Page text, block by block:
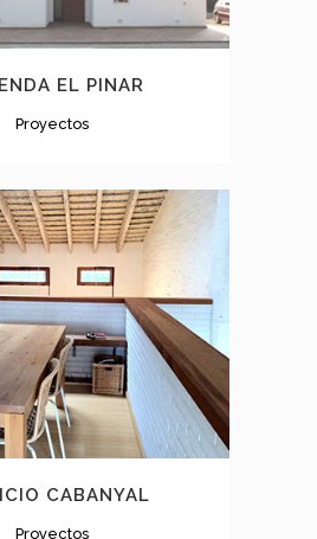
EL PINAR
Proyectos
CABANYAL
Proyectos